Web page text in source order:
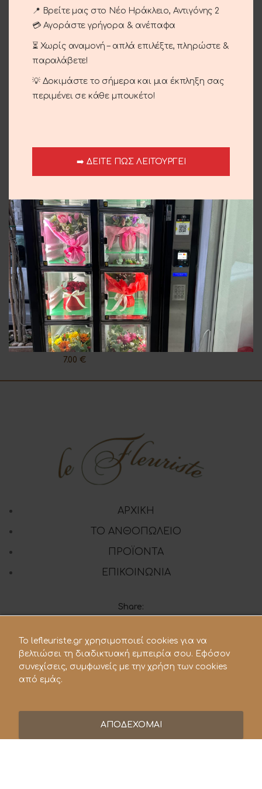
Κωδικός προϊόντος: 19-04
Κατηγορίες: Βάπτιση, Γέννηση, Περιστάσεις
Brand:Le Fleuriste
Share:
Περιγραφή
Αποστολή και παράδοση
Rainbow Τριαντάφυλλα
(Κατόπιν Παραγγελιάς)
7.00 €
Diapers Τούρτα Μικρή
35.00 €
ΑΡΧΙΚΗ
ΤΟ ΑΝΘΟΠΩΛΕΙΟ
ΠΡΟΪΟΝΤΑ
ΕΠΙΚΟΙΝΩΝΙΑ
Share:
210 28.21.119
lefleuriste@hotmail.gr
To lefleuriste.gr χρησιμοποιεί cookies για να
βελτιώσει τη διαδικτυακή εμπειρία σου. Εφόσον
συνεχίσεις, συμφωνείς με την χρήση των cookies
από εμάς.
ΑΠΟΔΕΧΟΜΑΙ
📍 Βρείτε μας στο Νέο Ηράκλειο, Αντιγόνης 2
💳 Αγοράστε γρήγορα & ανέπαφα
⏳ Χωρίς αναμονή – απλά επιλέξτε, πληρώστε &
παραλάβετε!
💡 Δοκιμάστε το σήμερα και μια έκπληξη σας
περιμένει σε κάθε μπουκέτο!
➡️ ΔΕΙΤΕ ΠΩΣ ΛΕΙΤΟΥΡΓΕΙ